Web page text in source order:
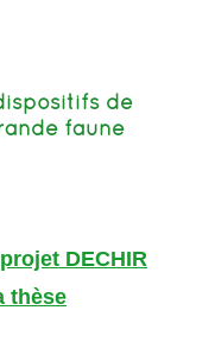
de
faune
DECHIR
thèse